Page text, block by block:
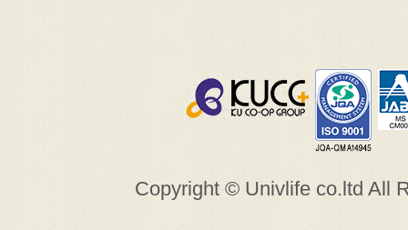
Copyright © Univlife co.ltd All